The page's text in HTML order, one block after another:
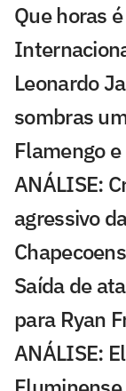
Que horas
Leonardo
sombras
Flamengo
ANÁLISE:
agressivo
Saída de
para Ryan
ANÁLISE: